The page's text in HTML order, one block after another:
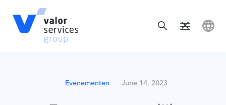
Evenementen June 14, 2023